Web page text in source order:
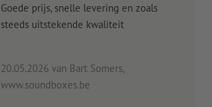
Goede prijs, snelle levering en zoals
steeds uitstekende kwaliteit
20.05.2026 van Bart Somers,
www.soundboxes.be